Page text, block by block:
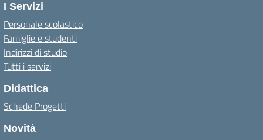
I Servizi
Personale scolastico
Famiglie e studenti
Indirizzi di studio
Tutti i servizi
Didattica
Schede Progetti
Novità